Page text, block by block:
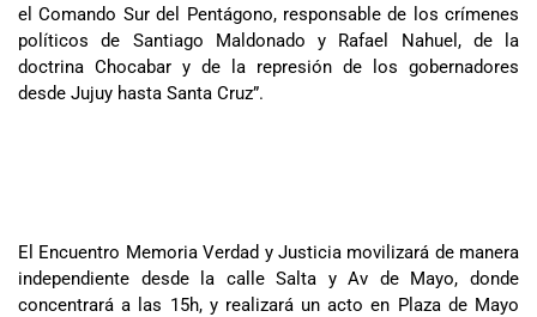
el Comando Sur del Pentágono, responsable de los crímenes
políticos de Santiago Maldonado y Rafael Nahuel, de la
doctrina Chocabar y de la represión de los gobernadores
desde Jujuy hasta Santa Cruz”.
El Encuentro Memoria Verdad y Justicia movilizará de manera
independiente desde la calle Salta y Av de Mayo, donde
concentrará a las 15h, y realizará un acto en Plaza de Mayo